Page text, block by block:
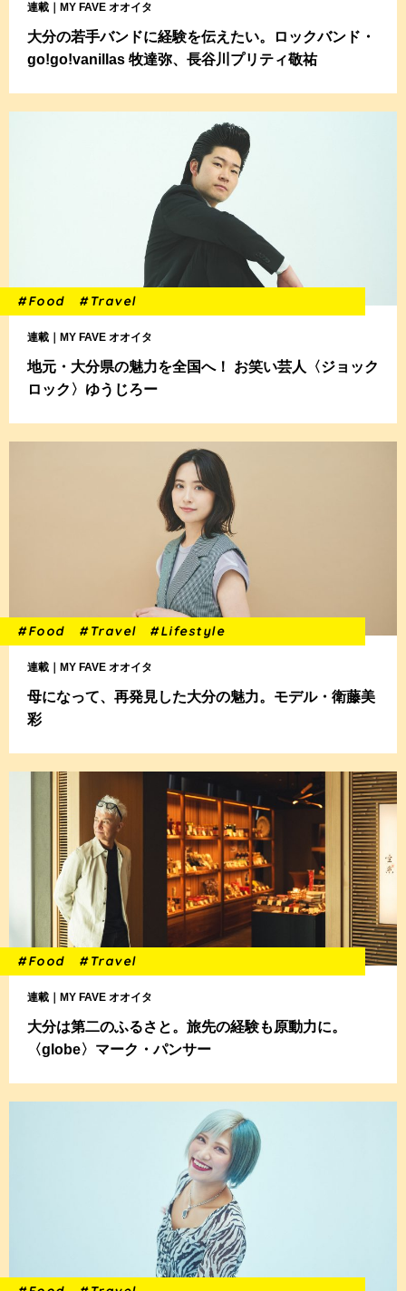
連載｜MY FAVE オオイタ
大分の若手バンドに経験を伝えたい。ロックバンド・
go!go!vanillas 牧達弥、長谷川プリティ敬祐
#Food #Travel
連載｜MY FAVE オオイタ
地元・大分県の魅力を全国へ！ お笑い芸人〈ジョック
ロック〉ゆうじろー
#Food #Travel #Lifestyle
連載｜MY FAVE オオイタ
母になって、再発見した大分の魅力。モデル・衛藤美
彩
#Food #Travel
連載｜MY FAVE オオイタ
大分は第二のふるさと。旅先の経験も原動力に。
〈globe〉マーク・パンサー